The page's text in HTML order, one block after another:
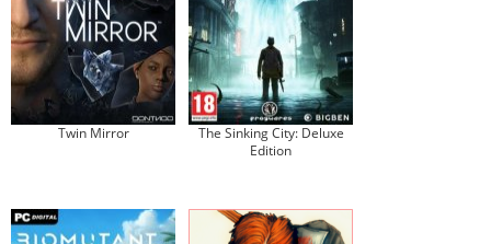
Twin Mirror
The Sinking City: Deluxe
Edition